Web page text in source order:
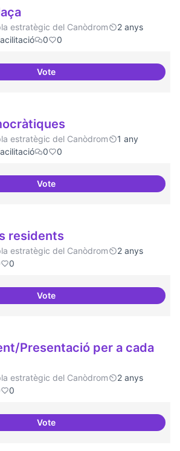
estratègic del Canòdrom
2 anys
0 0
VoteHabitar la plaça
estratègic del Canòdrom
1 any
0 0
VoteGrades democràtiques
residents
estratègic del Canòdrom
2 anys
0
Vote20 projectes residents
Presentació per a cada
estratègic del Canòdrom
2 anys
0
VoteEsdeveniment/Presentació per